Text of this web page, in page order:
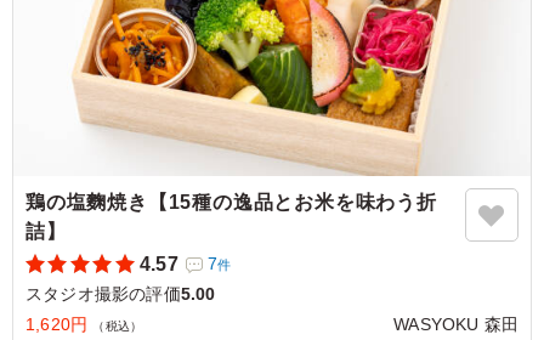
鶏の塩麴焼き【15種の逸品とお米を味わう折
詰】
4.57
7件
スタジオ撮影の評価5.00
1,620円
（税込） WASYOKU 森田